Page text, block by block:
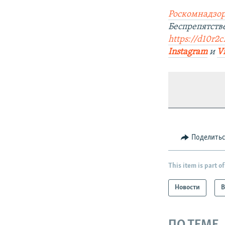
https://
Instagramи
This item is part of
Новости